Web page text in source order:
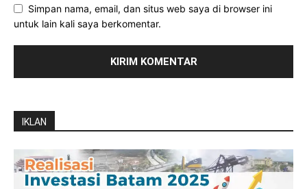
Simpan nama, email, dan situs web saya di browser ini
untuk lain kali saya berkomentar.
IKLAN